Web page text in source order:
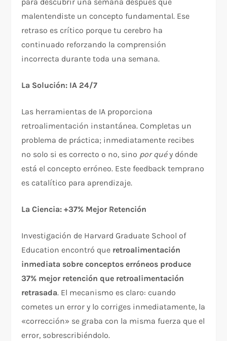
malentendiste un concepto fundamental. Ese
retraso es crítico porque tu cerebro ha
continuado reforzando la comprensión
incorrecta durante toda una semana.
La Solución: IA 24/7
Las herramientas de IA proporciona
retroalimentación instantánea. Completas un
problema de práctica; inmediatamente recibes
no solo si es correcto o no, sino por quéy dónde
está el concepto erróneo. Este feedback temprano
es catalítico para aprendizaje.​
La Ciencia: +37% Mejor Retención
Investigación de Harvard Graduate School of
Education encontró que retroalimentación
inmediata sobre conceptos erróneos produce
37% mejor retención que retroalimentación
retrasada. El mecanismo es claro: cuando
cometes un error y lo corriges inmediatamente, la
«corrección» se graba con la misma fuerza que el
error, sobrescribiéndolo.​